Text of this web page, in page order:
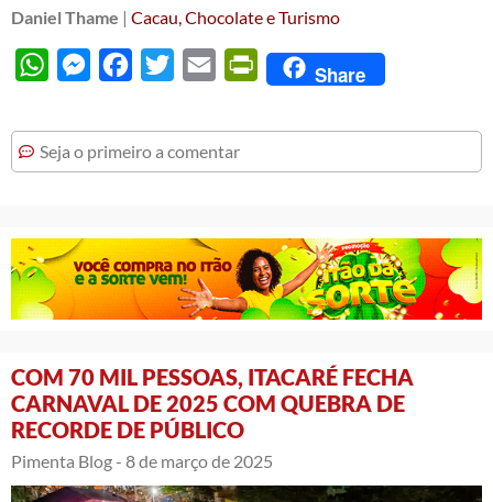
Daniel Thame | Cacau, Chocolate e Turismo
WhatsAppMessengerFacebook
Twitter Email PrintFriendly
Share
Seja o primeiro a comentar
COM 70 MIL PESSOAS, ITACARÉ FECHA
CARNAVAL DE 2025 COM QUEBRA DE
RECORDE DE PÚBLICO
Pimenta Blog - 8 de março de 2025